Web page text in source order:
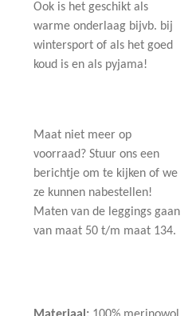
Ook is het geschikt als
warme onderlaag bijvb. bij
wintersport of als het goed
koud is en als pyjama!
Maat niet meer op
voorraad? Stuur ons een
berichtje om te kijken of we
ze kunnen nabestellen!
Maten van de leggings gaan
van maat 50 t/m maat 134.